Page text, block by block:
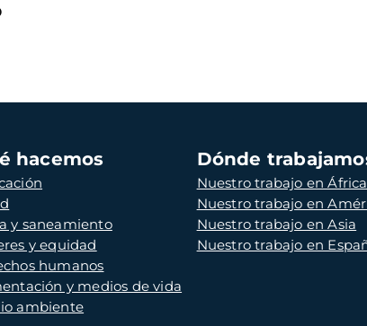
hacemos
y saneamiento
y equidad
humanos
y medios de vida
ambiente
Dónde
Nuestro trabajo en África
Nuestro trabajo en
Nuestro trabajo en Asia
Nuestro trabajo en